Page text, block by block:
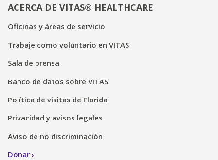
ACERCA DE VITAS® HEALTHCARE
Oficinas y áreas de servicio
Trabaje como voluntario en VITAS
Sala de prensa
Banco de datos sobre VITAS
Política de visitas de Florida
Privacidad y avisos legales
Aviso de no discriminación
Donar